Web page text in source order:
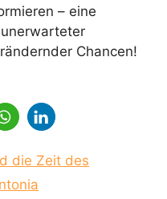
– eine
Chancen!
die Zeit des